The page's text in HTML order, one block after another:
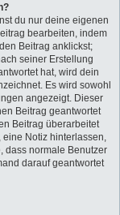
du nur deine eigenen
bearbeiten, indem
Beitrag anklickst;
seiner Erstellung
hat, wird dein
Es wird sowohl
angezeigt. Dieser
Beitrag geantwortet
Beitrag überarbeitet
Notiz hinterlassen,
dass normale Benutzer
darauf geantwortet